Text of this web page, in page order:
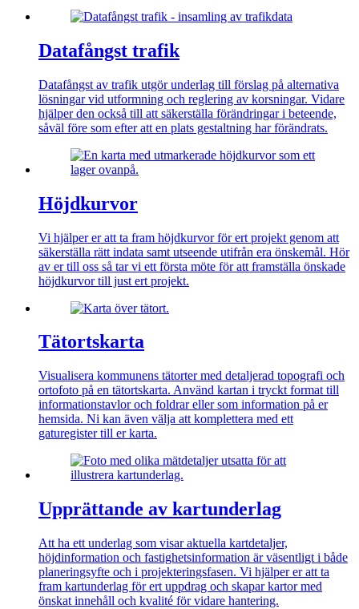
Datafångst trafik
Datafångst av trafik utgör underlag till förslag på alternativa
lösningar vid utformning och reglering av korsningar. Vidare
hjälper den också till att säkerställa förändringar i beteende,
såväl före som efter att en plats gestaltning har förändrats.
Höjdkurvor
Vi hjälper er att ta fram höjdkurvor för ert projekt genom att
säkerställa rätt indata samt utseende utifrån era önskemål. Hör
av er till oss så tar vi ett första möte för att framställa önskade
höjdkurvor till just ert projekt.
Tätortskarta
Visualisera kommunens tätorter med detaljerad topografi och
ortofoto på en tätortskarta. Använd kartan i tryckt format till
informationstavlor och foldrar eller som information på er
hemsida. Ni kan även välja att komplettera med ett
gaturegister till er karta.
Upprättande av kartunderlag
Att ha ett underlag som visar aktuella kartdetaljer,
höjdinformation och fastighetsinformation är väsentligt i både
planeringsyfte och i projekteringsfasen. Vi hjälper er att ta
fram kartunderlag för ert uppdrag och skapar kartor med
önskat innehåll och kvalité för vidare hantering.